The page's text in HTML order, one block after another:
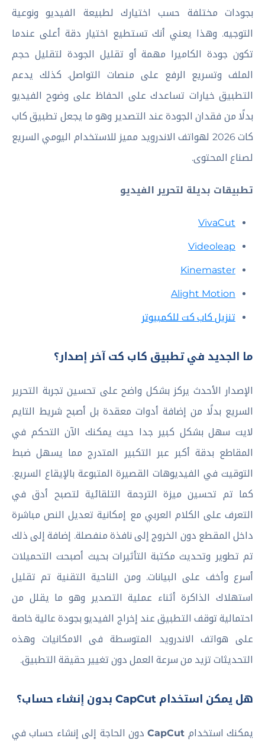
بجودات مختلفة حسب اختيارك لطبيعة الفيديو ونوعية
التوجيه. وهذا يعني أنك تستطيع اختيار دقة أعلى عندما
تكون جودة الكاميرا مهمة أو تقليل الجودة لتقليل حجم
الملف وتسريع الرفع على منصات التواصل. كذلك يدعم
التطبيق خيارات تساعدك على الحفاظ على وضوح الفيديو
بدلًا من فقدان الجودة عند التصدير وهو ما يجعل تطبيق كاب
كات 2026 لهواتف الاندرويد مميز للاستخدام اليومي السريع
لصناع المحتوى.
تطبيقات بديلة لتحرير الفيديو
VivaCut
Videoleap
Kinemaster
Alight Motion
تنزيل كاب كت للكمبيوتر
ما الجديد في تطبيق كاب كت آخر إصدار؟
الإصدار الأحدث يركز بشكل واضح على تحسين تجربة التحرير
السريع بدلًا من إضافة أدوات معقدة بل أصبح شريط التايم
لايت سهل بشكل كبير جدا حيث يمكنك الآن التحكم في
المقاطع بدقة أكبر عبر التكبير المتدرج مما يسهل ضبط
التوقيت في الفيديوهات القصيرة المتبوعة بالإيقاع السريع.
كما تم تحسين ميزة الترجمة التلقائية لتصبح أدق في
التعرف على الكلام العربي مع إمكانية تعديل النص مباشرة
داخل المقطع دون الخروج إلى نافذة منفصلة. إضافة إلى ذلك
تم تطوير وتحديث مكتبة التأثيرات بحيث أصبحت التحميلات
أسرع وأخف على البيانات. ومن الناحية التقنية تم تقليل
استهلاك الذاكرة أثناء عملية التصدير وهو ما يقلل من
احتمالية توقف التطبيق عند إخراج الفيديو بجودة عالية خاصة
على هواتف الاندرويد المتوسطة فى الامكانيات وهذه
التحديثات تزيد من سرعة العمل دون تغيير حقيقة التطبيق.
هل يمكن استخدام CapCut بدون إنشاء حساب؟
يمكنك استخدام CapCutدون الحاجة إلى إنشاء حساب في